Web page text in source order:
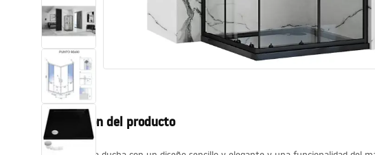
Ducha
Cocina
Accesorios de baño
Descripción del producto